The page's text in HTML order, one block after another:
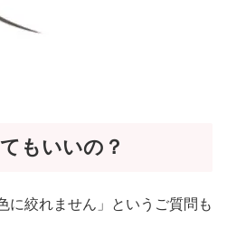
もいいの？
に絞れません」というご質問も